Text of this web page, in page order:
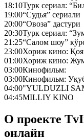
18:10Турк сериал:
19:00“Судья” сериали
20:00“Овоза” дастури
20:30Турк сериал:
21:25“Салом шоу”
23:00Хориж кино: Қоя
01:00Хориж кино:
03:00Кинофильм:
03:00Кинофильм:
04:00"YULDUZLI
04:45MILLIY KINO
О проекте
онлайн